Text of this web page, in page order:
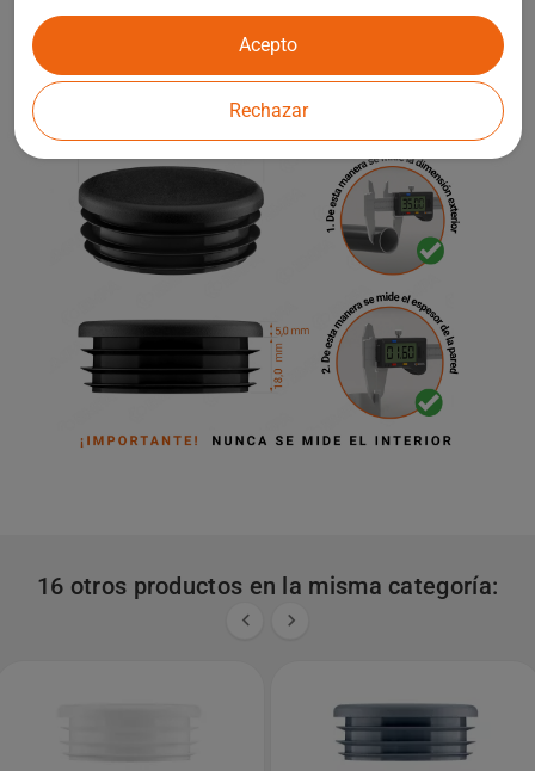
elementos de arquitectura de jardín.
16 otros productos en la misma categoría:
 
Rechazar
Acepto